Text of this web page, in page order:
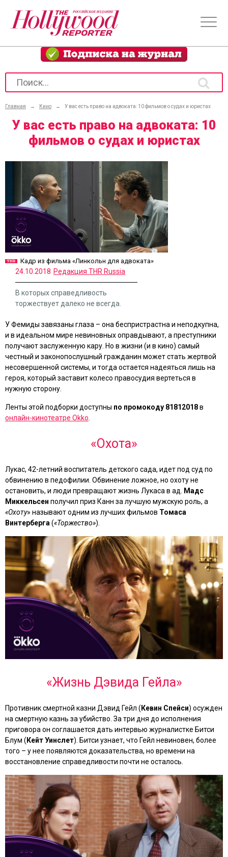
Главная → Кино → У вас есть право на адвоката: 10 фильмов о судах и юристах
У вас есть право на адвоката: 10
фильмов о судах и юристах
Кадр из фильма «Линкольн для адвоката»
24.10.2018 Редакция THR Russia
В которых справедливость
торжествует далеко не всегда.
У Фемиды завязаны глаза – она беспристрастна и неподкупна,
и в идеальном мире невиновных оправдывают, а преступники
получают заслуженную кару. Но в жизни (и в кино) самый
честный и законопослушный гражданин может стать жертвой
несовершенной системы, и тогда остается надеяться лишь на
героя, который заставит колесо правосудия вертеться в
нужную сторону.
Ленты этой подборки доступны по промокоду 81812018в
онлайн-кинотеатре Okko
«Охота»
Лукас, 42-летний воспитатель детского сада, идет под суд по
обвинению в педофилии. Обвинение ложное, но охоту не
остановить, и люди превращают жизнь Лукаса в ад.
Мадс
Миккельсен получил приз Канн за лучшую мужскую роль, а
«Охоту» называют одним из лучших фильмов Томаса
Винтерберга («Торжество»).
«Жизнь Дэвида Гейла»
Противник смертной казни Дэвид Гейл ( Кевин Спейси) осужден
на смертную казнь за убийство. За три дня до исполнения
приговора он соглашается дать интервью журналистке Битси
Блум ( Кейт Уинслет). Битси узнает, что Гейл невиновен, более
того – у нее появляются доказательства, но времени на
восстановление справедливости почти не осталось.